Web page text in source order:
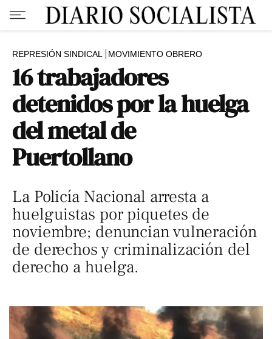
REPRESIÓN SINDICAL MOVIMIENTO OBRERO
16 trabajadores
detenidos por la huelga
del metal de
Puertollano
La Policía Nacional arresta a
huelguistas por piquetes de
noviembre; denuncian vulneración
de derechos y criminalización del
derecho a huelga.